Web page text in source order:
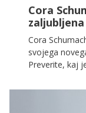
Cora
zaljubljena
Cora
svojega
Preverite, kaj